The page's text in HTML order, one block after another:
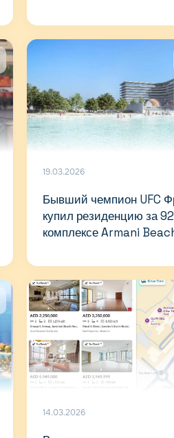
19.03.2026
Бывший чемпион UFC
купил резиденцию за
комплексе Armani
14.03.2026